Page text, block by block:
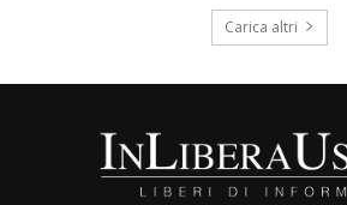
Carica altri